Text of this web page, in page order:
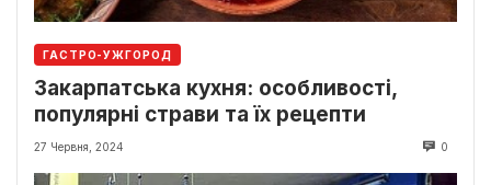
ГАСТРО-УЖГОРОД
Закарпатська кухня: особливості,
популярні страви та їх рецепти
27 Червня, 2024 0